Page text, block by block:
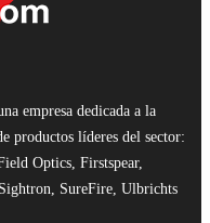
empresa dedicada a la
productos líderes del sector:
Optics, Firstspear,
SureFire, Ulbrichts